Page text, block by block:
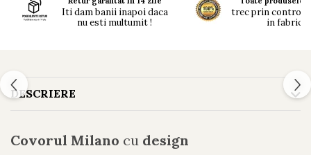
Iti dam banii inapoi daca
nu esti multumit !
trec prin
in fabrici !
DESCRIERE
Covorul Milano cu design